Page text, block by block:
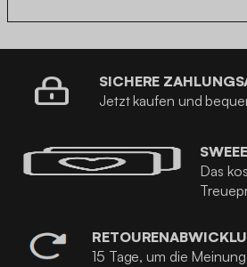
SICHERE
Jetzt kaufen und
Das
15 Tage, um die